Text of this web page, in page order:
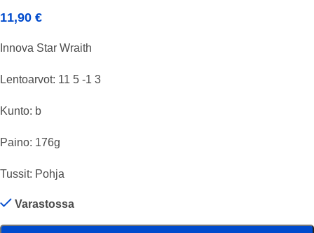
11,90 €
Innova Star Wraith
Lentoarvot: 11 5 -1 3
Kunto: b
Paino: 176g
Tussit: Pohja
Varastossa